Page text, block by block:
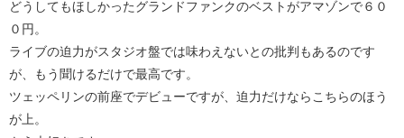
どうしてもほしかったグランドファンクのベストがアマゾンで６０
０円。
ライブの迫力がスタジオ盤では味わえないとの批判もあるのです
が、もう聞けるだけで最高です。
ツェッペリンの前座でデビューですが、迫力だけならこちらのほう
が上。